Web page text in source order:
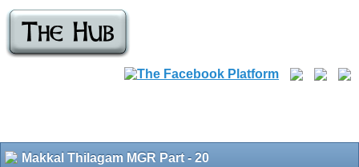
Makkal Thilagam MGR Part - 20